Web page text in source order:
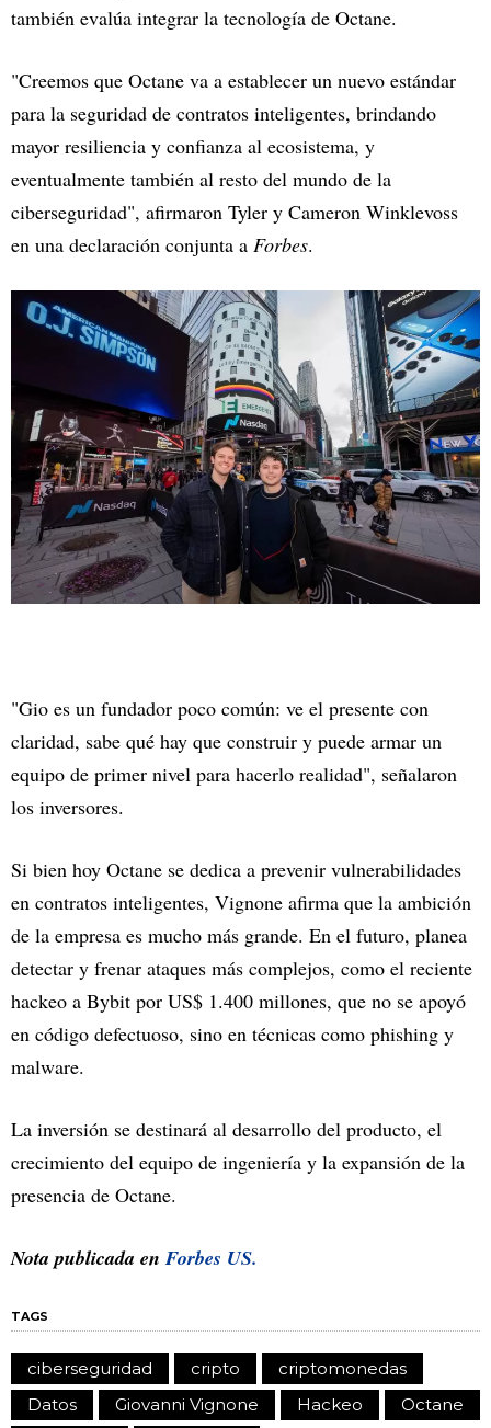
también evalúa integrar la tecnología de Octane.
"Creemos que Octane va a establecer un nuevo estándar
para la seguridad de contratos inteligentes, brindando
mayor resiliencia y confianza al ecosistema, y
eventualmente también al resto del mundo de la
ciberseguridad", afirmaron Tyler y Cameron Winklevoss
en una declaración conjunta a Forbes.
"Gio es un fundador poco común: ve el presente con
claridad, sabe qué hay que construir y puede armar un
equipo de primer nivel para hacerlo realidad", señalaron
los inversores.
Si bien hoy Octane se dedica a prevenir vulnerabilidades
en contratos inteligentes, Vignone afirma que la ambición
de la empresa es mucho más grande. En el futuro, planea
detectar y frenar ataques más complejos, como el reciente
hackeo a Bybit por US$ 1.400 millones, que no se apoyó
en código defectuoso, sino en técnicas como phishing y
malware.
La inversión se destinará al desarrollo del producto, el
crecimiento del equipo de ingeniería y la expansión de la
presencia de Octane.
Nota publicada enForbes US.
TAGS
ciberseguridad cripto
criptomonedas
Datos
Giovanni Vignone Hackeo
Octane